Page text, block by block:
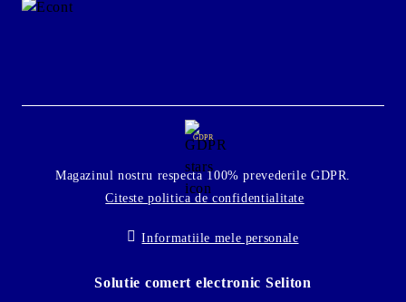
GDPR
Magazinul nostru respecta 100% prevederile GDPR.
Citeste politica de confidentialitate
Informatiile mele personale
Solutie comert electronic Seliton